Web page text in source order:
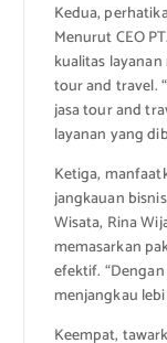
Kedua,
Menurut CEO
kualitas
tour and travel.
jasa tour and
layanan yang
Ketiga,
jangkauan
Wisata, Rina
memasarkan
efektif.
menjangkau
Keempat,